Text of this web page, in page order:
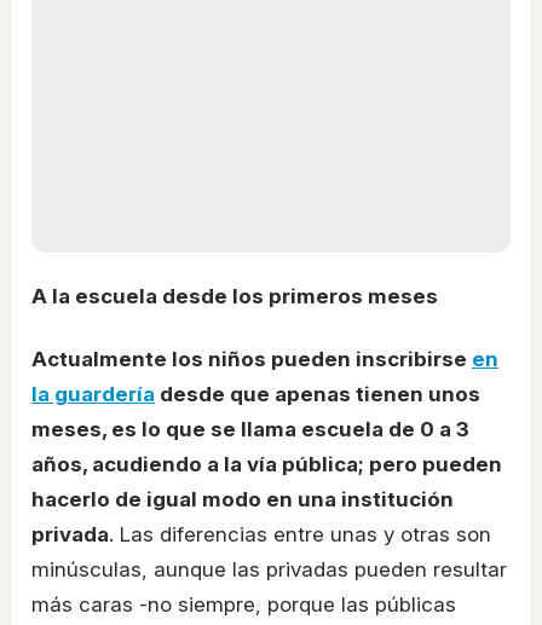
A la escuela desde los primeros meses
Actualmente los niños pueden inscribirse en
la guardería desde que apenas tienen unos
meses, es lo que se llama escuela de 0 a 3
años, acudiendo a la vía pública; pero pueden
hacerlo de igual modo en una institución
privada. Las diferencias entre unas y otras son
minúsculas, aunque las privadas pueden resultar
más caras -no siempre, porque las públicas